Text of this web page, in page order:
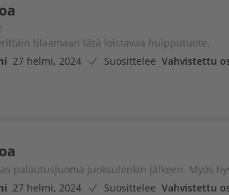
tilaamaan tätä loistavaa huipputuote.
27 helmi, 2024 Suosittelee Vahvistettu
palautusjuoma juoksulenkin jälkeen. Myös
27 helmi, 2024 Suosittelee Vahvistettu